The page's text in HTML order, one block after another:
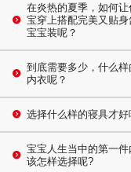
在炎热的夏季，如何让
宝穿上搭配完美又贴身
宝宝装呢？
到底需要多少，什么样
内衣呢？
选择什么样的寝具才好
宝宝人生当中的第一件
该怎样选择呢?